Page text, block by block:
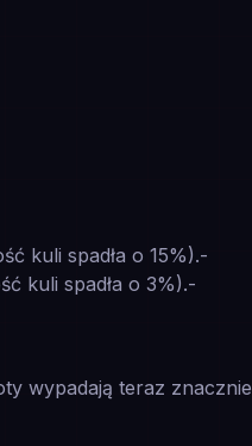
kuli spadła o 15%).-
kuli spadła o 3%).-
wypadają teraz znacznie